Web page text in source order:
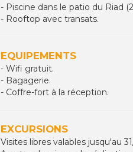
- Piscine dans le patio du Riad
- Rooftop avec transats.
EQUIPEMENTS
- Wifi gratuit.
- Bagagerie.
- Coffre-fort à la réception.
EXCURSIONS
Visites libres valables jusqu'au